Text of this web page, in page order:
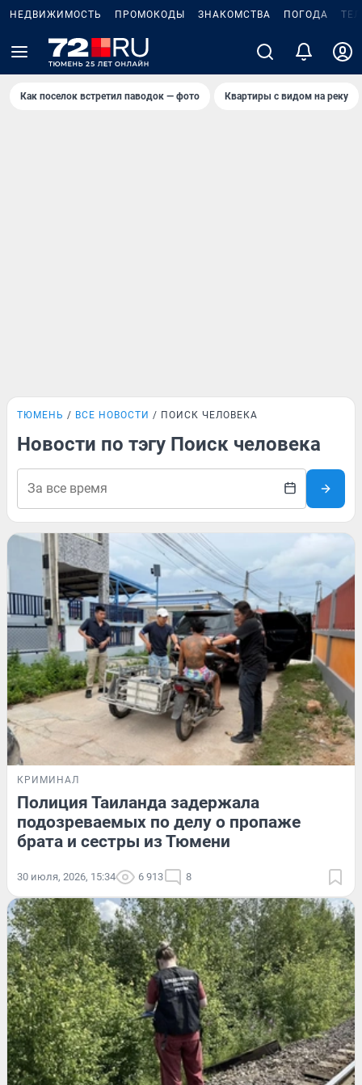
НЕДВИЖИМОСТЬ ПРОМОКОДЫ ЗНАКОМСТВА ПОГОДА
Как поселок встретил паводок — фото Квартиры с видом на реку
ТЮМЕНЬ ВСЕ НОВОСТИ ПОИСК ЧЕЛОВЕКА
Новости по тэгу Поиск человека
КРИМИНАЛ
Полиция Таиланда задержала
подозреваемых по делу о пропаже
брата и сестры из Тюмени
30 июля, 2026, 15:34 6 913 8